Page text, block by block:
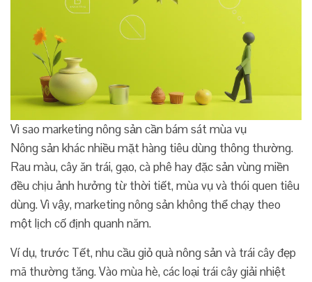
Vì sao marketing nông sản cần bám sát mùa vụ
Nông sản khác nhiều mặt hàng tiêu dùng thông thường.
Rau màu, cây ăn trái, gạo, cà phê hay đặc sản vùng miền
đều chịu ảnh hưởng từ thời tiết, mùa vụ và thói quen tiêu
dùng. Vì vậy, marketing nông sản không thể chạy theo
một lịch cố định quanh năm.
Ví dụ, trước Tết, nhu cầu giỏ quà nông sản và trái cây đẹp
mã thường tăng. Vào mùa hè, các loại trái cây giải nhiệt